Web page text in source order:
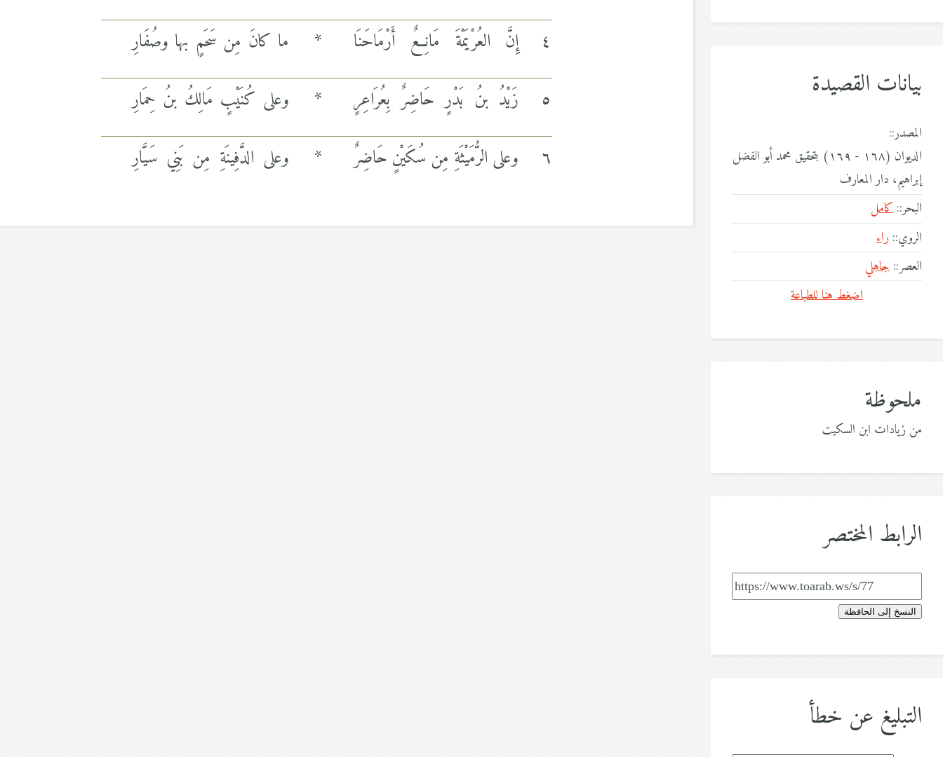
٤
إِنَّ العُرْيَمْةَ مَانِعٌ أَرْمَاحَنَا *
ما كانَ مِن سَحَمٍ بها وصُفَارِ
٥
زَيْدُ بنُ بَدْرٍ حَاضِرٌ بِعُرَاعِرٍ *
وعلى كُنَيْبٍ مَالِكُ بنُ حِمَارِ
٦
وعلى الرُّمَيْثَةِ مِن سُكَيْنٍ حَاضِرٌ * وعلى الدَّفِينَةِ مِن بَنِي سَيَّارِ
بيانات القصيدة
المصدر::
الديوان (١٦٨ - ١٦٩) بتحقيق محمد أبو الفضل
إبراهيم، دار المعارف
البحر::كامل
الروي:: راء
العصر::جاهلي
اضغط هنا للطباعة
ملحوظة
من زيادات ابن السكيت
الرابط المختصر
النسخ إلى الحافظة
التبليغ عن خطأ